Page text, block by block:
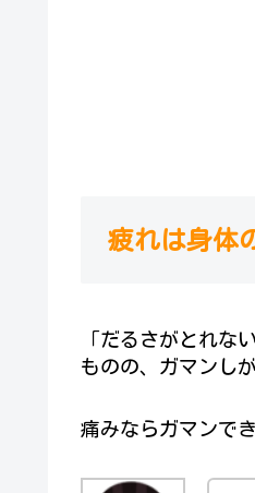
疲れは身体
「だるさがとれな
ものの、ガマンし
痛みならガマンで